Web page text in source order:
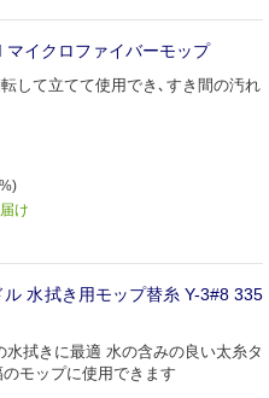
マイクロファイバーモップ
して立てて使用でき､すき間の汚れ
け
ル 水拭き用モップ替糸 Y-3#8 335
水拭きに最適 水の含みの良い太糸タ
モップに使用できます